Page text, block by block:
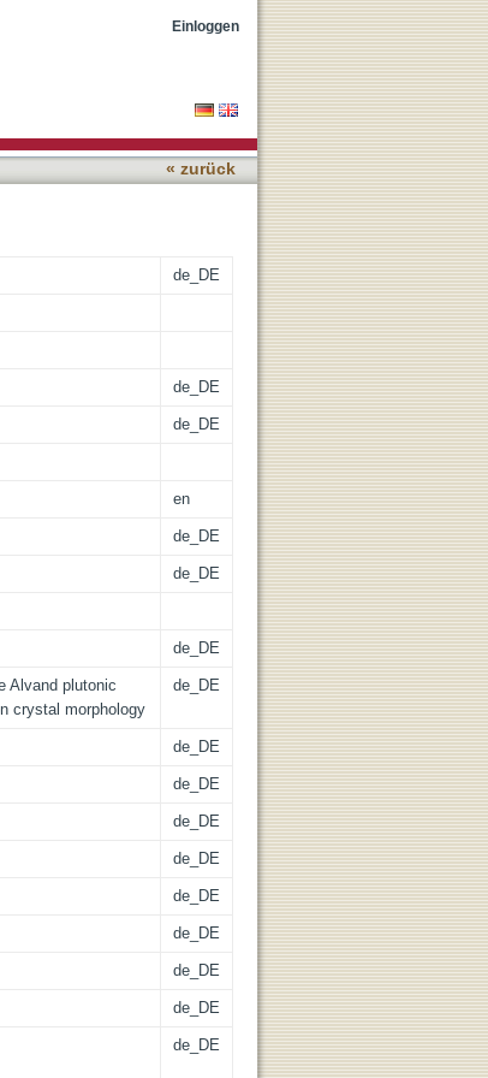
westernEinloggen
« zurück
de_DE
de_DE
de_DE
en
de_DE
de_DE
de_DE
Alvand plutonic
crystal morphology
de_DE
de_DE
de_DE
de_DE
de_DE
de_DE
de_DE
de_DE
de_DE
de_DE